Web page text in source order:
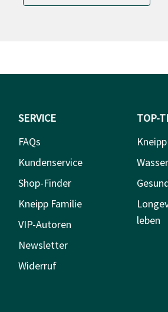
SERVICE
FAQs
Kundenservice
Shop-Finder
Kneipp Familie
VIP-Autoren
Newsletter
Widerruf
TOP-
leben